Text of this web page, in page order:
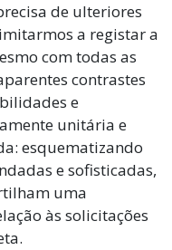
de ulteriores
a registar a
com todas as
contrastes
e
unitária e
esquematizando
e sofisticadas,
uma
às solicitações